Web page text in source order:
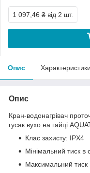
1 097,46 ₴ від 2 шт.
Опис Характеристики
Опис
Кран-водонагрівач
гусак вухо на гайці
Клас захисту: IPX4
Мінімальний тиск в
Максимальний тиск